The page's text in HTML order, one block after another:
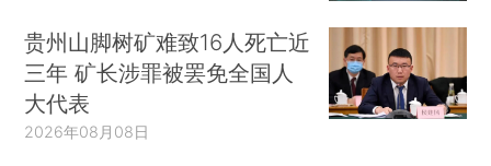
贵州山脚树矿难致16人死亡近
三年 矿长涉罪被罢免全国人
大代表
2026年08月08日